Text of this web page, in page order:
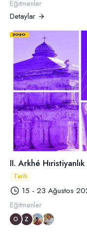
Eğitmenler
Detaylar
II. Arkhé
Tarih
15 - 23 Ağustos
Eğitmenler
O Z